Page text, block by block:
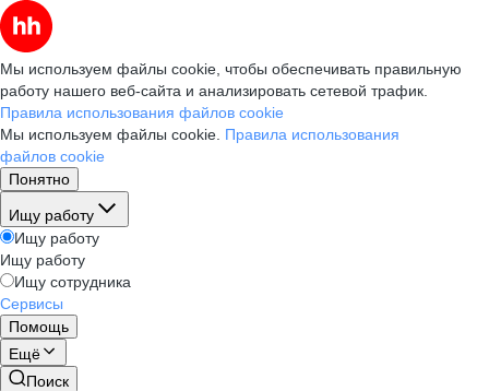
Мы используем файлы cookie, чтобы обеспечивать правильную
работу нашего веб-сайта и анализировать сетевой трафик.
Правила использования файлов cookie
Мы используем файлы cookie. Правила использования
файлов cookie
Понятно
Ищу работу
Ищу работу
Ищу работу
Ищу сотрудника
Сервисы
Помощь
Ещё
Поиск